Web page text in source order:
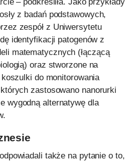
z badań podstawowych,
zespół z Uniwersytetu
identyfikacji patogenów z
matematycznych (łączącą
oraz stworzone na
do monitorowania
zastosowano nanorurki
wygodną alternatywę dla
także na pytanie o to,